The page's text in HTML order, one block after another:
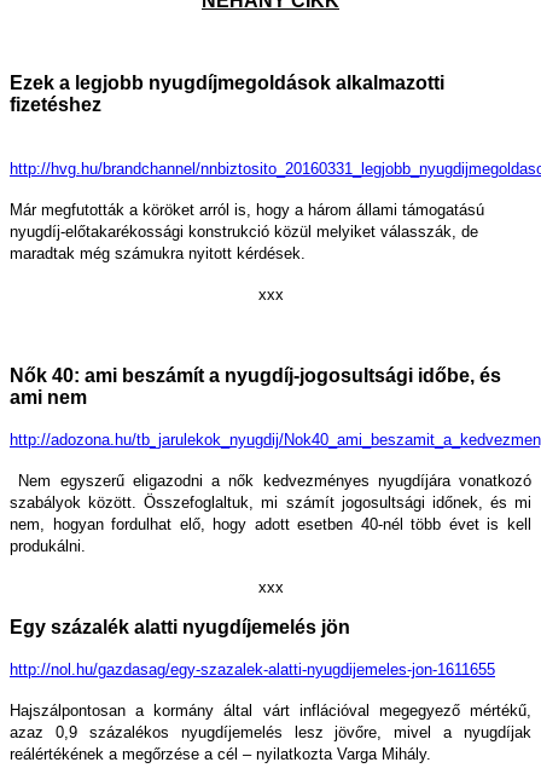
Ezek a legjobb nyugdíjmegoldások alkalmazotti
fizetéshez
http://hvg.hu/brandchannel/
Már megfutották a köröket arról is, hogy a három állami támogatású
nyugdíj-előtakarékossági konstrukció közül melyiket válasszák, de
maradtak még számukra nyitott kérdések.
xxx
Nők 40: ami beszámít a nyugdíj-jogosultsági időbe, és
ami nem
http://adozona.hu/tb_jarulekok_nyugdij/
Nem egyszerű eligazodni a nők kedvezményes nyugdíjára vonatkozó
szabályok között. Összefoglaltuk, mi számít jogosultsági időnek, és mi
nem, hogyan fordulhat elő, hogy adott esetben 40-nél több évet is kell
produkálni.
xxx
Egy százalék alatti nyugdíjemelés jön
http://nol.hu/gazdasag/egy-szazalek-alatti-nyugdijemeles-jon-1611655
Hajszálpontosan a kormány által várt inflációval megegyező mértékű,
azaz 0,9 százalékos nyugdíjemelés lesz jövőre, mivel a nyugdíjak
reálértékének a megőrzése a cél – nyilatkozta Varga Mihály.